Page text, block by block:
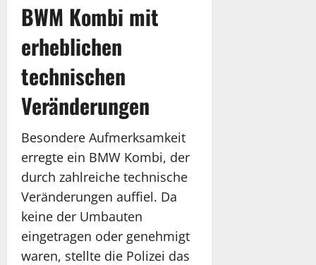
BWM Kombi mit
erheblichen
technischen
Veränderungen
Besondere Aufmerksamkeit
erregte ein BMW Kombi, der
durch zahlreiche technische
Veränderungen auffiel. Da
keine der Umbauten
eingetragen oder genehmigt
waren, stellte die Polizei das